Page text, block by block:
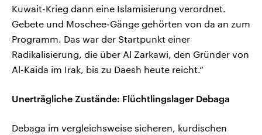
Kuwait-Krieg dann eine Islamisierung verordnet.
Gebete und Moschee-Gänge gehörten von da an zum
Programm. Das war der Startpunkt einer
Radikalisierung, die über Al Zarkawi, den Gründer von
Al-Kaida im Irak, bis zu Daesh heute reicht.“
Unerträgliche Zustände: Flüchtlingslager Debaga
Debaga im vergleichsweise sicheren, kurdischen